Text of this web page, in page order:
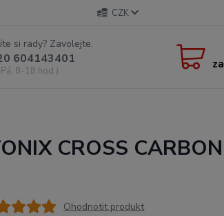
CZK
si rady? Zavolejte.
604143401
8-18 hod.) za
CROSS CARBON
Ohodnotit produkt